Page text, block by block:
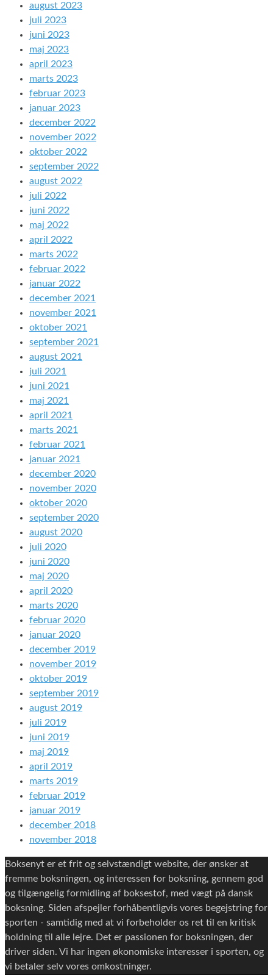
august 2023
juli 2023
juni 2023
maj 2023
april 2023
marts 2023
februar 2023
januar 2023
december 2022
november 2022
oktober 2022
september 2022
august 2022
juli 2022
juni 2022
maj 2022
april 2022
marts 2022
februar 2022
januar 2022
december 2021
november 2021
oktober 2021
september 2021
august 2021
juli 2021
juni 2021
maj 2021
april 2021
marts 2021
februar 2021
januar 2021
december 2020
november 2020
oktober 2020
september 2020
august 2020
juli 2020
juni 2020
maj 2020
april 2020
marts 2020
februar 2020
januar 2020
december 2019
november 2019
oktober 2019
september 2019
august 2019
juli 2019
juni 2019
maj 2019
april 2019
marts 2019
februar 2019
januar 2019
december 2018
november 2018
Boksenyt er et frit og selvstændigt website, der ønsker at
fremme boksningen, og interessen for boksning, gennem god
og tilgængelig formidling af boksestof, med vægt på dansk
boksning. Siden afspejler forhåbentligvis vores begejstring for
sporten - samtidig med at vi forbeholder os ret til en kritisk
holdning til alle lejre. Det er passionen for boksningen, der
driver siden. Vi har ingen økonomiske interesser i sporten, og
vi betaler selv vores omkostninger.